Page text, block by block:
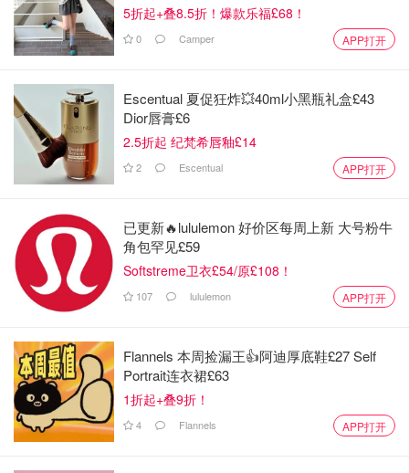
5折起+叠8.5折！爆款乐福£68！
0 Camper APP打开
Escentual 夏促狂炸💥40ml小黑瓶礼盒£43
Dior唇膏£6
2.5折起 纪梵希唇釉£14
2 Escentual APP打开
已更新🔥lululemon 好价区每周上新 大号粉牛
角包罕见£59
Softstreme卫衣£54/原£108！
107 lululemon APP打开
Flannels 本周捡漏王👍阿迪厚底鞋£27 Self
Portrait连衣裙£63
1折起+叠9折！
4 Flannels APP打开